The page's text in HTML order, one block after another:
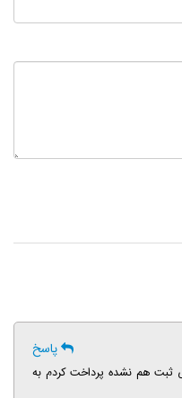
پاسخ
حتی ثبت هم نشده پرداخت کردم به